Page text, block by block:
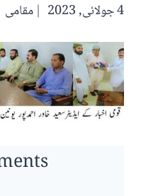
4 جولائی, 2023 مقامی